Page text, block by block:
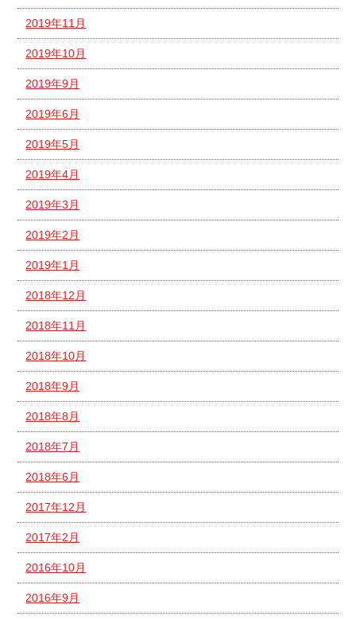
2019年11月
2019年10月
2019年9月
2019年6月
2019年5月
2019年4月
2019年3月
2019年2月
2019年1月
2018年12月
2018年11月
2018年10月
2018年9月
2018年8月
2018年7月
2018年6月
2017年12月
2017年2月
2016年10月
2016年9月